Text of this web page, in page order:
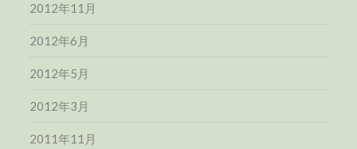
2012年11月
2012年6月
2012年5月
2012年3月
2011年11月